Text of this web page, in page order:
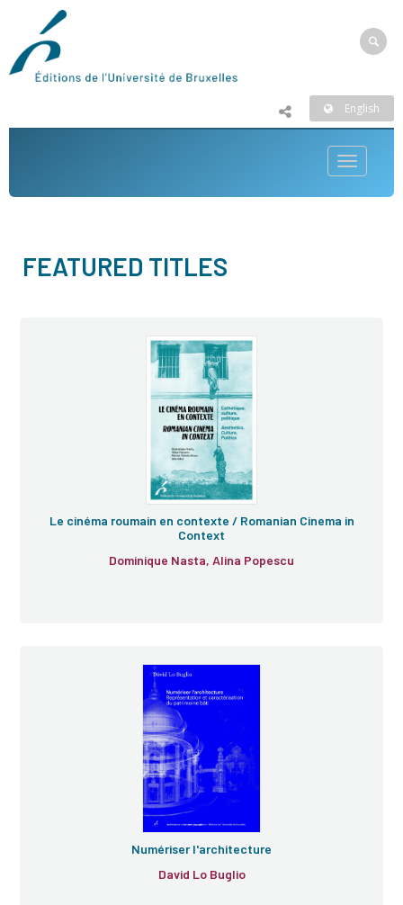
English
Toggle
FEATURED TITLES
Le cinéma roumain en contexte / Romanian Cinema in
Context
Dominique Nasta, Alina Popescu
Numériser l'architecture
David Lo Buglio